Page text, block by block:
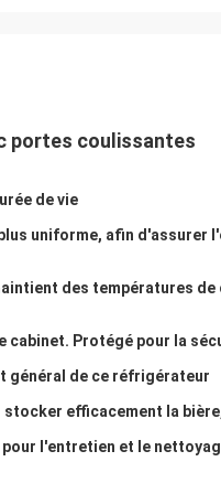
portes coulissantes
de vie
uniforme, afin d'assurer
des températures de
cabinet. Protégé pour la
général de ce réfrigérateur
efficacement la
l'entretien et le